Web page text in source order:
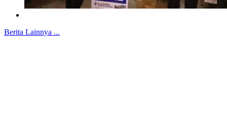
Berita Lainnya ...